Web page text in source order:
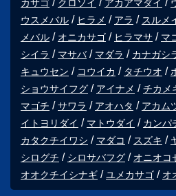
カサゴ クロソイ アカアマダイ
ウスメバル
ヒラメ アラ スルメ
メバル
オニカサゴ ヒラマサ マ
シイラ
マサバ マダラ カナガシ
キュウセン
コウイカ タチウオ
ショウサイフグ
アイナメ チカメ
マゴチ
サワラ アオハタ アカム
イトヨリダイ
マトウダイ カンパ
カタクチイワシ
マダコ スズキ
シログチ
シロサバフグ オニオコ
オオクチイシナギ
ユメカサゴ オ